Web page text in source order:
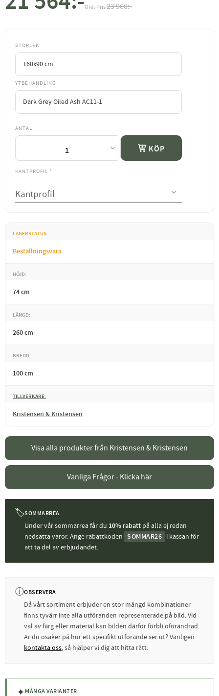
23 960:-
STORLEK
YTBEHANDLING
ANTAL
KÖP
KANTPROFIL *
LAGERSTATUS
Beställningsvara
HÖJD
74 cm
LÄNGD
260 cm
BREDD
100 cm
TILLVERKARE
Kristensen & Kristensen
Visa alla produkter från Kristensen & Kristensen
Vanliga Frågor - Klicka här
🏷SOMMARREA
Under vår sommarrea får du 10% rabatt på alla ej redan
nedsatta varor. Ange rabattkoden
SOMMAR26 i kassan för
att ta del av erbjudandet.
ⓘOBSERVERA
Då vårt sortiment erbjuder en stor mängd kombinationer
finns tyvärr inte alla utföranden representerade på bild. Vid
val av färg eller material kan bilden därför förbli oförändrad.
Är du osäker på hur ett specifikt utförande ser ut? Vänligen
kontakta oss, så hjälper vi dig att hitta rätt.
✦MÅNGA VARIANTER